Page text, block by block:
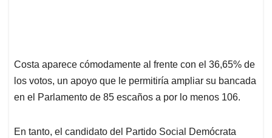
Costa aparece cómodamente al frente con el 36,65% de
los votos, un apoyo que le permitiría ampliar su bancada
en el Parlamento de 85 escaños a por lo menos 106.
En tanto, el candidato del Partido Social Demócrata